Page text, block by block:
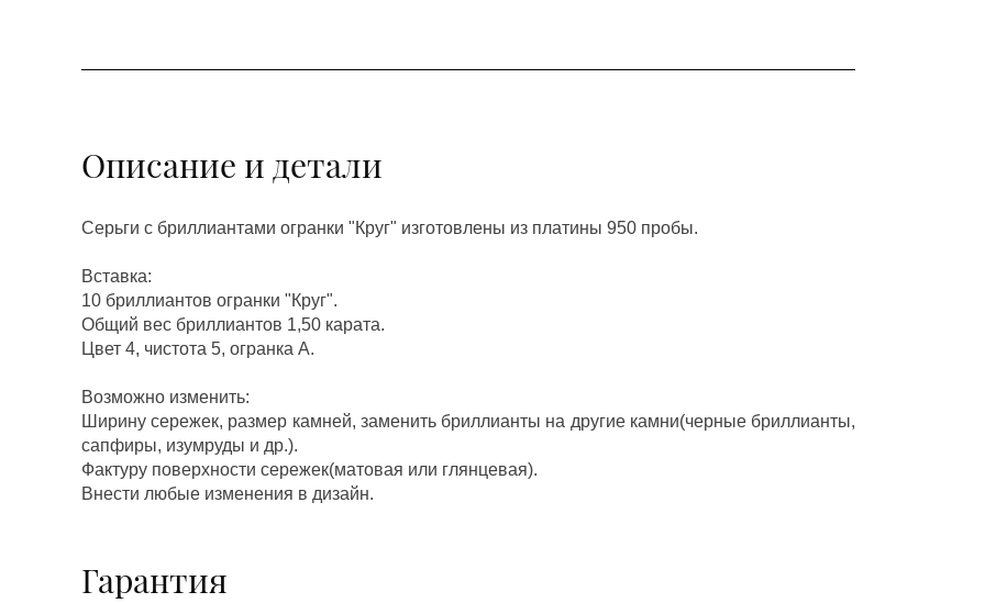
Описание и детали
Серьги с бриллиантами огранки "Круг" изготовлены из платины 950 пробы.
Вставка:
10 бриллиантов огранки "Круг".
Общий вес бриллиантов 1,50 карата.
Цвет 4, чистота 5, огранка А.
Возможно изменить:
Ширину сережек, размер камней, заменить бриллианты на другие камни(черные бриллианты,
сапфиры, изумруды и др.).
Фактуру поверхности сережек(матовая или глянцевая).
Внести любые изменения в дизайн.
Гарантия